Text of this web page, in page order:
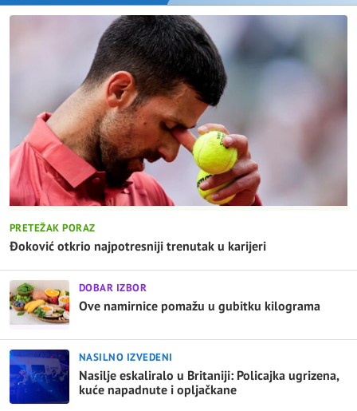
PRETEŽAK PORAZ
Đoković otkrio najpotresniji trenutak u karijeri
DOBAR IZBOR
Ove namirnice pomažu u gubitku kilograma
NASILNO IZVEDENI
Nasilje eskaliralo u Britaniji: Policajka ugrizena,
kuće napadnute i opljačkane